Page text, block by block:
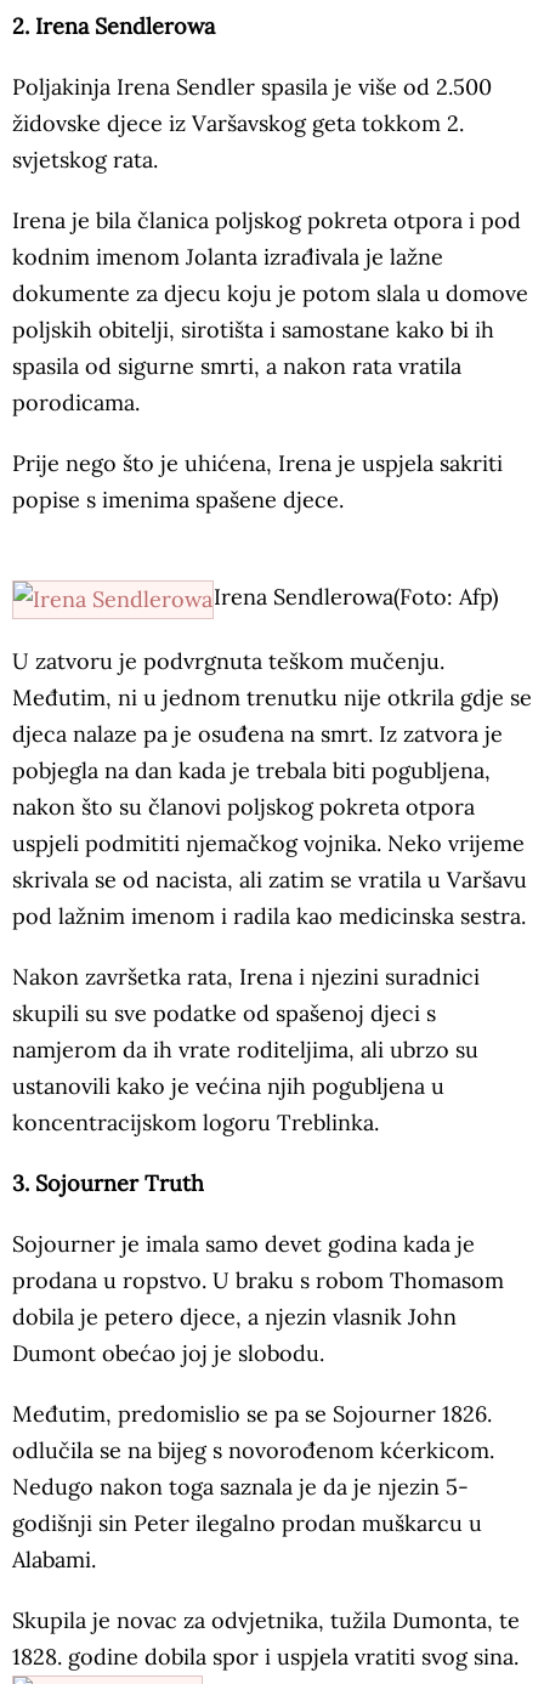
2. Irena Sendlerowa
Poljakinja Irena Sendler spasila je više od 2.500
židovske djece iz Varšavskog geta tokkom 2.
svjetskog rata.
Irena je bila članica poljskog pokreta otpora i pod
kodnim imenom Jolanta izrađivala je lažne
dokumente za djecu koju je potom slala u domove
poljskih obitelji, sirotišta i samostane kako bi ih
spasila od sigurne smrti, a nakon rata vratila
porodicama.
Prije nego što je uhićena, Irena je uspjela sakriti
popise s imenima spašene djece.
Irena Sendlerowa(Foto: Afp)
U zatvoru je podvrgnuta teškom mučenju.
Međutim, ni u jednom trenutku nije otkrila gdje se
djeca nalaze pa je osuđena na smrt. Iz zatvora je
pobjegla na dan kada je trebala biti pogubljena,
nakon što su članovi poljskog pokreta otpora
uspjeli podmititi njemačkog vojnika. Neko vrijeme
skrivala se od nacista, ali zatim se vratila u Varšavu
pod lažnim imenom i radila kao medicinska sestra.
Nakon završetka rata, Irena i njezini suradnici
skupili su sve podatke od spašenoj djeci s
namjerom da ih vrate roditeljima, ali ubrzo su
ustanovili kako je većina njih pogubljena u
koncentracijskom logoru Treblinka.
3. Sojourner Truth
Sojourner je imala samo devet godina kada je
prodana u ropstvo. U braku s robom Thomasom
dobila je petero djece, a njezin vlasnik John
Dumont obećao joj je slobodu.
Međutim, predomislio se pa se Sojourner 1826.
odlučila se na bijeg s novorođenom kćerkicom.
Nedugo nakon toga saznala je da je njezin 5-
godišnji sin Peter ilegalno prodan muškarcu u
Alabami.
Skupila je novac za odvjetnika, tužila Dumonta, te
1828. godine dobila spor i uspjela vratiti svog sina.